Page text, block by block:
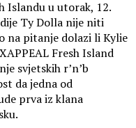
Islandu u utorak, 12.
Ty Dolla nije niti
na pitanje dolazi li Kylie
Fresh Island
svjetskih r’n’b
da jedna od
prva iz klana